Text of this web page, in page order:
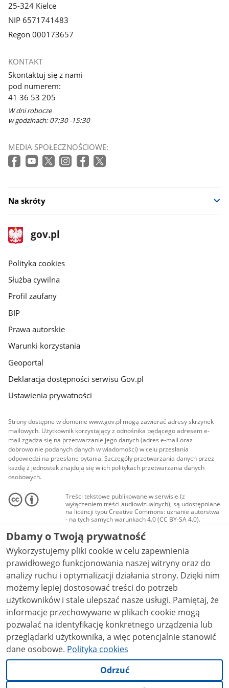
25-324 Kielce
NIP 6571741483
Regon 000173657
KONTAKT
Skontaktuj się z nami
pod numerem:
41 36 53 205
W dni robocze
w godzinach: 07:30 -15:30
MEDIA SPOŁECZNOŚCIOWE:
Na skróty
stopka
gov.pl
Strona
gov.pl
gov.pl
Polityka cookies
Służba cywilna
Profil zaufany
BIP
Prawa autorskie
Warunki korzystania
Geoportal
Deklaracja dostępności serwisu Gov.pl
Ustawienia prywatności
Strony dostępne w domenie www.gov.pl mogą zawierać adresy skrzynek
mailowych. Użytkownik korzystający z odnośnika będącego adresem e-
mail zgadza się na przetwarzanie jego danych (adres e-mail oraz
dobrowolnie podanych danych w wiadomości) w celu przesłania
odpowiedzi na przesłane pytania. Szczegóły przetwarzania danych przez
każdą z jednostek znajdują się w ich politykach przetwarzania danych
osobowych.
Treści tekstowe publikowane w serwisie (z
wyłączeniem treści audiowizualnych), są udostępniane
na licencji typu Creative Commons: uznanie autorstwa
- na tych samych warunkach 4.0 (CC BY-SA 4.0).
Materiały audiowizualne, w tym zdjęcia, materiały
audio i wideo, są udostępniane na licencji typu
Creative Commons: uznanie autorstwa użycie
niekomercyjne - bez utworów zależnych 4.0 (CC BY-
NC-ND 4.0), o ile nie jest to stwierdzone inaczej.
Dbamy o Twoją prywatność
Wykorzystujemy pliki cookie w celu zapewnienia
prawidłowego funkcjonowania naszej witryny oraz do
analizy ruchu i optymalizacji działania strony. Dzięki nim
możemy lepiej dostosować treści do potrzeb
użytkowników i stale ulepszać nasze usługi. Pamiętaj, że
informacje przechowywane w plikach cookie mogą
pozwalać na identyfikację konkretnego urządzenia lub
przeglądarki użytkownika, a więc potencjalnie stanowić
dane osobowe. Polityka cookies
Odrzuć